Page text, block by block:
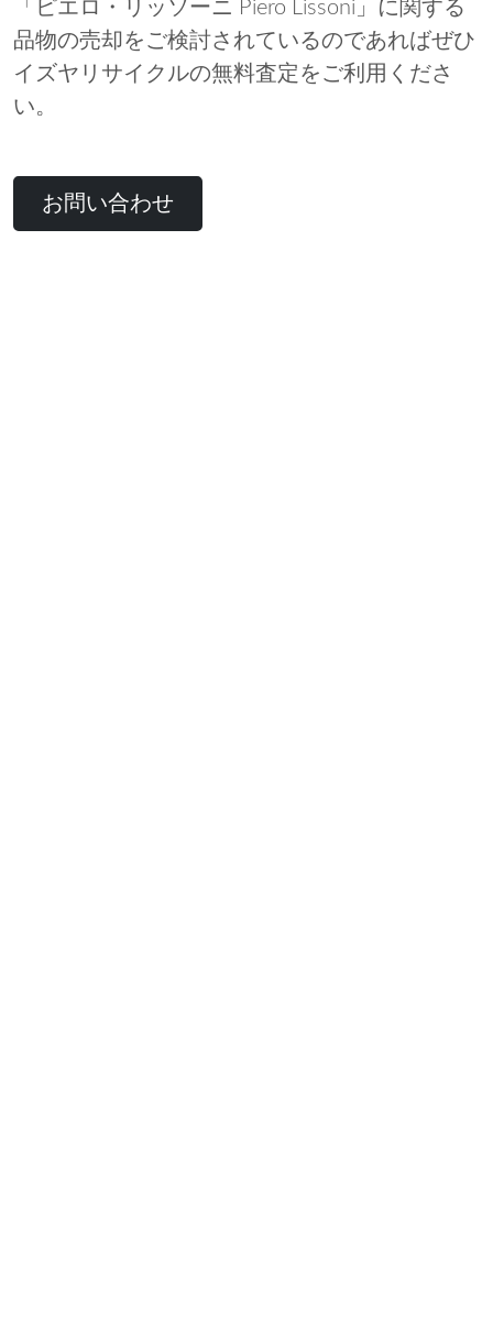
「ピエロ・リッソーニ Piero Lissoni」に関する
品物の売却をご検討されているのであればぜひ
イズヤリサイクルの無料査定をご利用くださ
い。
お問い合わせ